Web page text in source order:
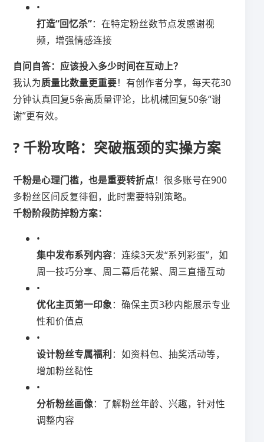
•
​打造“回忆杀”​​：在特定粉丝数节点发感谢视
频，增强情感连接
​自问自答：应该投入多少时间在互动上？​
我认为​​质量比数量更重要​​！有创作者分享，每天花30
分钟认真回复5条高质量评论，比机械回复50条“谢
谢”更有效。
? 千粉攻略：突破瓶颈的实操方案
​千粉是心理门槛，也是重要转折点​​！很多账号在900
多粉丝区间反复徘徊，此时需要特别策略。
​千粉阶段防掉粉方案：​
•
​集中发布系列内容​​：连续3天发“系列彩蛋”，如
周一技巧分享、周二幕后花絮、周三直播互动
•
​优化主页第一印象​​：确保主页3秒内能展示专业
性和价值点
•
​设计粉丝专属福利​ ​：如资料包、抽奖活动等，
增加粉丝黏性
•
​分析粉丝画像​​：了解粉丝年龄、兴趣，针对性
调整内容